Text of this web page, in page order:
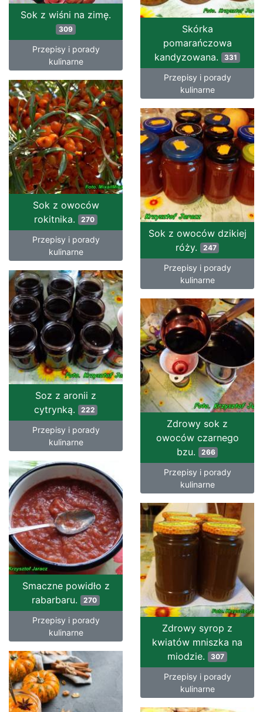
Sok z wiśni na zimę.
309
Przepisy i porady
kulinarne
Skórka
pomarańczowa
kandyzowana. 331
Przepisy i porady
kulinarne
Sok z owoców
rokitnika. 270
Przepisy i porady
kulinarne
Sok z owoców dzikiej
róży.
247
Przepisy i porady
kulinarne
Soz z aronii z
cytrynką.
222
Przepisy i porady
kulinarne
Zdrowy sok z
owoców czarnego
bzu.
266
Przepisy i porady
kulinarne
Smaczne powidło z
rabarbaru. 270
Przepisy i porady
kulinarne
Zdrowy syrop z
kwiatów mniszka na
miodzie. 307
Przepisy i porady
kulinarne